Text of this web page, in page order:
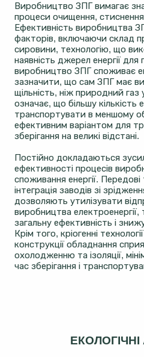
Виробництво ЗПГ вимагає
процеси очищення,
Ефективність виробництва
факторів, включаючи склад
сировини, технологію, що
наявність джерел енергії
виробництво ЗПГ споживає
зазначити, що сам ЗПГ має
щільність, ніж природний газ
означає, що більшу кількість
транспортувати в меншому
ефективним варіантом для
зберігання на великі відстані.
Постійно докладаються
ефективності процесів
споживання енергії. Передові
інтеграція заводів зі
дозволяють утилізувати
виробництва
загальну ефективність і
Крім того, кріогенні
конструкції обладнання
охолодженню та ізоляції,
час зберігання і